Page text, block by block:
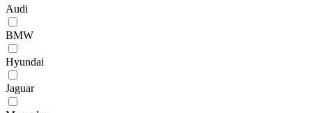
Audi
BMW
Hyundai
Jaguar